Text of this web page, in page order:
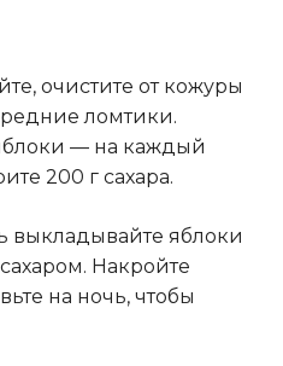
очистите от кожуры
ломтики.
— на каждый
200 г сахара.
выкладывайте яблоки
Накройте
на ночь, чтобы